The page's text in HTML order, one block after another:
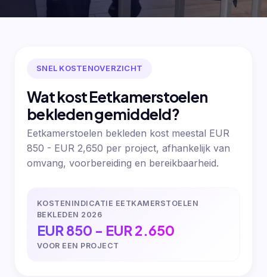
SNEL KOSTENOVERZICHT
Wat kost Eetkamerstoelen
bekleden gemiddeld?
Eetkamerstoelen bekleden kost meestal EUR
850 - EUR 2,650 per project, afhankelijk van
omvang, voorbereiding en bereikbaarheid.
KOSTENINDICATIE EETKAMERSTOELEN
BEKLEDEN 2026
EUR 850 - EUR 2.650
VOOR EEN PROJECT